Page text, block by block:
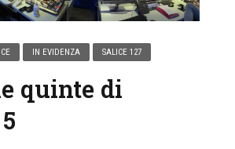
IN EVIDENZA SALICE 127
quinte di